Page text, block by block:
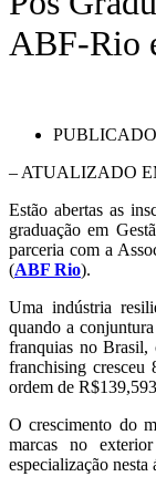
ABF-Rio
– ATUALIZADO
Estão abertas as
graduação em
parceria com a
(ABF Rio).
Uma indústria
quando a
franquias no Brasil,
franchising cresceu
ordem de
O crescimento do
marcas no
especialização